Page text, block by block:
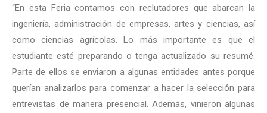
“En esta Feria contamos con reclutadores que abarcan la
ingeniería, administración de empresas, artes y ciencias, así
como ciencias agrícolas. Lo más importante es que el
estudiante esté preparando o tenga actualizado su resumé.
Parte de ellos se enviaron a algunas entidades antes porque
querían analizarlos para comenzar a hacer la selección para
entrevistas de manera presencial. Además, vinieron algunas